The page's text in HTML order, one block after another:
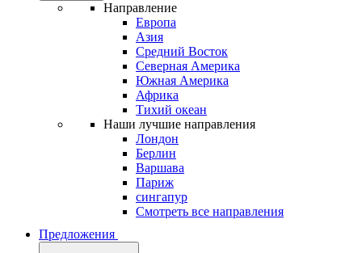
Направление
Европа
Азия
Средний Восток
Северная Америка
Южная Америка
Африка
Тихий океан
Наши лучшие направления
Лондон
Берлин
Варшава
Париж
сингапур
Смотреть все направления
Предложения